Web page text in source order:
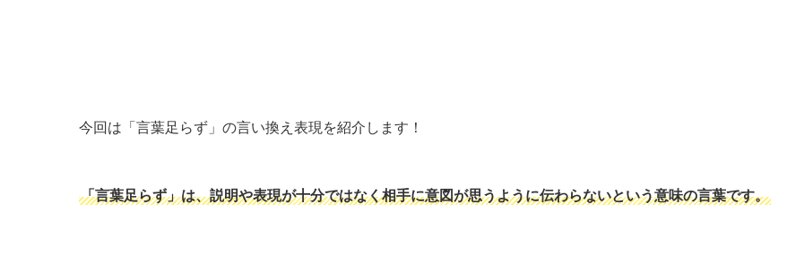
今回は「言葉足らず」の言い換え表現を紹介します！
「言葉足らず」は、説明や表現が十分ではなく相手に意図が思うように伝わらないという意味の言葉です。